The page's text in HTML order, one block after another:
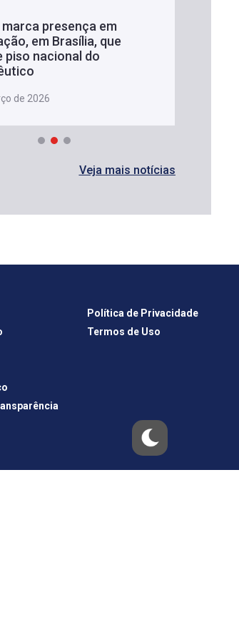
marca presença em
em Brasília, que
piso nacional do
de 2026
Veja mais notícias
Política de Privacidade
Termos de Uso